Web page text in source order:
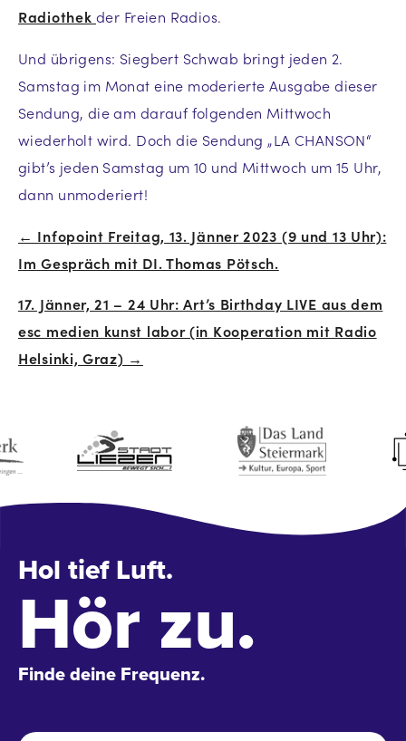
Radiothek der Freien Radios.
Und übrigens: Siegbert Schwab bringt jeden 2.
Samstag im Monat eine moderierte Ausgabe dieser
Sendung, die am darauf folgenden Mittwoch
wiederholt wird. Doch die Sendung „LA CHANSON“
gibt’s jeden Samstag um 10 und Mittwoch um 15 Uhr,
dann unmoderiert!
Beitrags-
← Infopoint Freitag, 13. Jänner 2023 (9 und 13 Uhr):
Im Gespräch mit DI. Thomas Pötsch.
17. Jänner, 21 – 24 Uhr: Art’s Birthday LIVE aus dem
esc medien kunst labor (in Kooperation mit Radio
Helsinki, Graz) →
Hol tief Luft.
Hör zu.
Finde deine Frequenz.
Name *